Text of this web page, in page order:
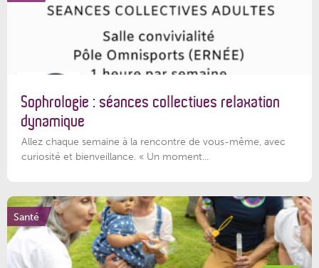
Sophrologie : séances collectives relaxation
dynamique
Allez chaque semaine à la rencontre de vous-même, avec
curiosité et bienveillance. « Un moment...
Santé